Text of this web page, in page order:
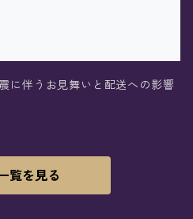
に伴うお見舞いと配送への影響
覧を見る